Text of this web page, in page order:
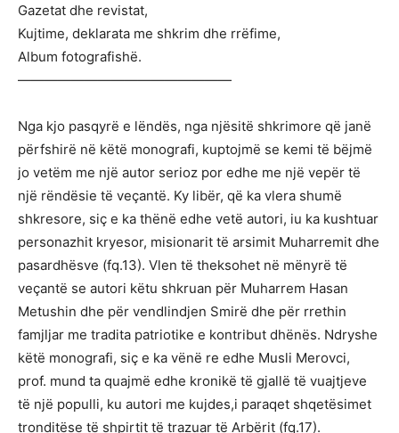
Gazetat dhe revistat,
Kujtime, deklarata me shkrim dhe rrëfime,
Album fotografishë.
————————————————
Nga kjo pasqyrë e lëndës, nga njësitë shkrimore që janë
përfshirë në këtë monografi, kuptojmë se kemi të bëjmë
jo vetëm me një autor serioz por edhe me një vepër të
një rëndësie të veçantë. Ky libër, që ka vlera shumë
shkresore, siç e ka thënë edhe vetë autori, iu ka kushtuar
personazhit kryesor, misionarit të arsimit Muharremit dhe
pasardhësve (fq.13). Vlen të theksohet në mënyrë të
veçantë se autori këtu shkruan për Muharrem Hasan
Metushin dhe për vendlindjen Smirë dhe për rrethin
famjljar me tradita patriotike e kontribut dhënës. Ndryshe
këtë monografi, siç e ka vënë re edhe Musli Merovci,
prof. mund ta quajmë edhe kronikë të gjallë të vuajtjeve
të një populli, ku autori me kujdes,i paraqet shqetësimet
tronditëse të shpirtit të trazuar të Arbërit (fq.17).